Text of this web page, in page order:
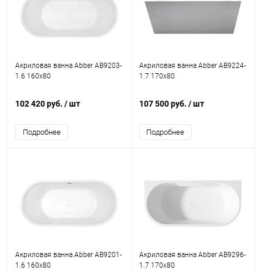
Акриловая ванна Abber AB9203-
1.6 160x80
102 420 руб. / шт
Подробнее
Акриловая ванна Abber AB9224-
1.7 170x80
107 500 руб. / шт
Подробнее
Акриловая ванна Abber AB9201-
1.6 160x80
Акриловая ванна Abber AB9296-
1.7 170x80